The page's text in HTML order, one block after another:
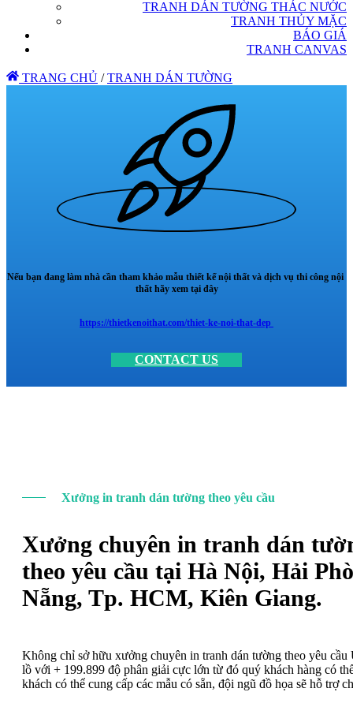
TRANH DÁN TƯỜNG THÁC NƯỚC
TRANH THỦY MẶC
BÁO GIÁ
TRANH CANVAS
TRANG CHỦ / TRANH DÁN TƯỜNG
Nếu bạn đang làm nhà cần tham khảo mẫu thiết kế nội thất và dịch vụ thi công nội
thất hãy xem tại đây
https://thietkenoithat.com/thiet-ke-noi-that-dep
CONTACT US
Xưởng in tranh dán tường theo yêu cầu
Xưởng chuyên in tranh dán
theo yêu cầu tại Hà Nội, Hải
Nẵng, Tp. HCM, Kiên Giang.
Không chỉ sở hữu xưởng chuyên in tranh dán tường theo yêu
lồ với + 199.899 độ phân giải cực lớn từ đó quý khách hàng có
khách có thể cung cấp các mẫu có sẵn, đội ngũ đồ họa sẽ hỗ trợ